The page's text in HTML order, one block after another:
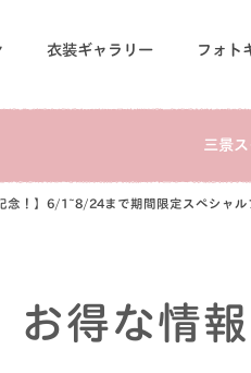
衣装ギャラリー フォト
三景
念！】6/1~8/24まで期間限定スペシャル
お得な情報